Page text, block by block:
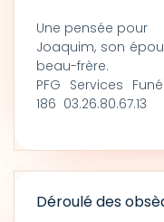
Une pensée pour
Joaquim, son
beau-frère.
PFG Services
186 03.26.80.67.13
Déroulé des